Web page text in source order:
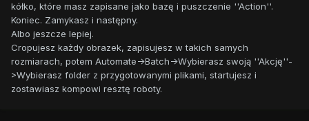
kółko, które masz zapisane jako bazę i puszczenie ''Action''.
Koniec. Zamykasz i następny.
Albo jeszcze lepiej.
Cropujesz każdy obrazek, zapisujesz w takich samych
rozmiarach, potem Automate->Batch->Wybierasz swoją ''Akcję''-
>Wybierasz folder z przygotowanymi plikami, startujesz i
zostawiasz kompowi resztę roboty.